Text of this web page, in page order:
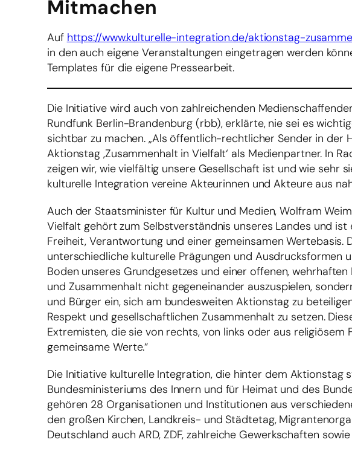
Mitmachen
Auf https://www.kulturelle-integration.de/aktionstag-
in den auch eigene Veranstaltungen eingetragen werden
Templates für die eigene Pressearbeit.
Die Initiative wird auch von zahlreichenden
Rundfunk Berlin-Brandenburg (rbb), erklärte, nie sei es
sichtbar zu machen. „Als öffentlich-rechtlicher Sender in
Aktionstag ‚Zusammenhalt in Vielfalt‘ als Medienpartner. In
zeigen wir, wie vielfältig unsere Gesellschaft ist und wie sehr
kulturelle Integration vereine Akteurinnen und Akteure aus
Auch der Staatsminister für Kultur und Medien, Wolfram
Vielfalt gehört zum Selbstverständnis unseres Landes und
Freiheit, Verantwortung und einer gemeinsamen Wertebasis.
unterschiedliche kulturelle Prägungen und Ausdrucksformen
Boden unseres Grundgesetzes und einer offenen,
und Zusammenhalt nicht gegeneinander auszuspielen,
und Bürger ein, sich am bundesweiten Aktionstag zu
Respekt und gesellschaftlichen Zusammenhalt zu setzen.
Extremisten, die sie von rechts, von links oder aus
gemeinsame Werte.“
Die Initiative kulturelle Integration, die hinter dem Aktionstag
Bundesministeriums des Innern und für Heimat und des
gehören 28 Organisationen und Institutionen aus
den großen Kirchen, Landkreis- und Städtetag,
Deutschland auch ARD, ZDF, zahlreiche Gewerkschaften